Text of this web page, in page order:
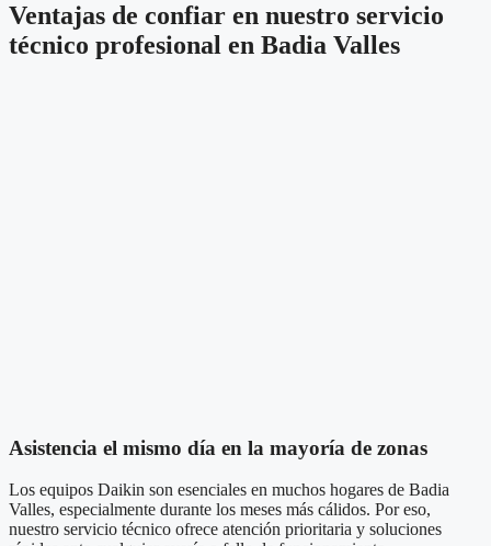
Ventajas de confiar en nuestro servicio
técnico profesional en Badia Valles
Asistencia el mismo día en la mayoría de zonas
Los equipos Daikin son esenciales en muchos hogares de Badia
Valles, especialmente durante los meses más cálidos. Por eso,
nuestro servicio técnico ofrece atención prioritaria y soluciones